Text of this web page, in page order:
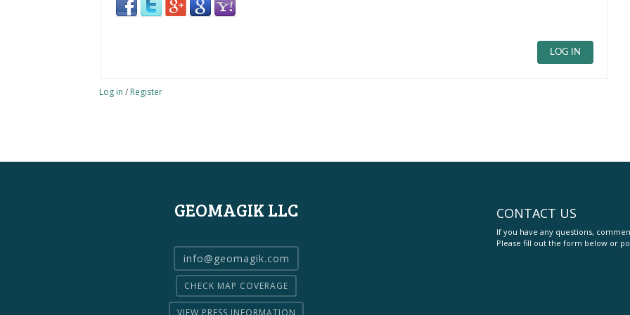
LOG IN
Log in / Register
GEOMAGIK LLC
info@geomagik.com
CHECK MAP COVERAGE
VIEW PRESS INFORMATION
CONTACT US
If you have any questions,
Please fill out the form below or